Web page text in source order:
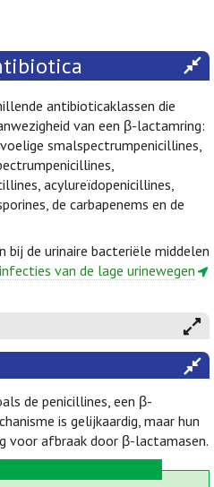
antibioticaklassen die
van een β-lactamring:
smalspectrumpenicillines,
acylureïdopenicillines,
de carbapenems en de
bij de urinaire bacteriële middelen
van de lage urinewegen
de penicillines, een β-
is gelijkaardig, maar hun
voor afbraak door β-lactamasen.